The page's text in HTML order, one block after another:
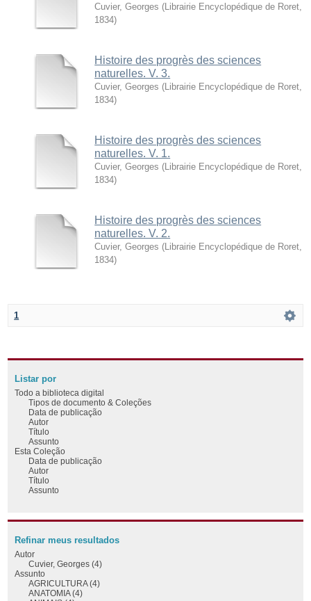
Cuvier, Georges ( Librairie Encyclopédique de Roret
1834)
Histoire des progrès des sciences
naturelles. V. 3.
Cuvier, Georges ( Librairie Encyclopédique de Roret
1834)
Histoire des progrès des sciences
naturelles. V. 1.
Cuvier, Georges ( Librairie Encyclopédique de Roret
1834)
Histoire des progrès des sciences
naturelles. V. 2.
Cuvier, Georges ( Librairie Encyclopédique de Roret
1834)
1
Listar por
Todo a biblioteca digital
Tipos de documento & Coleções
Data de publicação
Autor
Título
Assunto
Esta Coleção
Data de publicação
Autor
Título
Assunto
Refinar meus resultados
Autor
Cuvier, Georges (4)
Assunto
AGRICULTURA (4)
ANATOMIA (4)